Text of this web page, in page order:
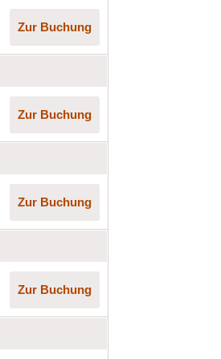
Zur Buchung
Zur Buchung
Zur Buchung
Zur Buchung